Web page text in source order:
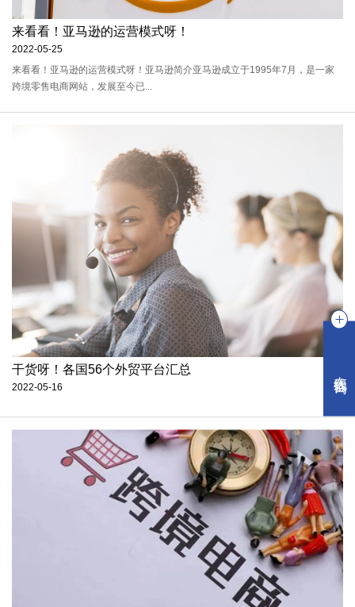
来看看！亚马逊的运营模式呀！
2022-05-25
来看看！亚马逊的运营模式呀！亚马逊简介亚马逊成立于1995年7月，是一家
跨境零售电商网站，发展至今已...
干货呀！各国56个外贸平台汇总
2022-05-16